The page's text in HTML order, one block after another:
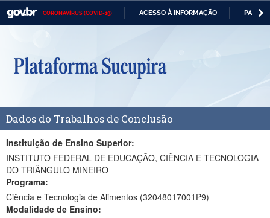
CORONAVÍRUS (COVID-19) ACESSO À INFORMAÇÃO
Casa Civil
Ministério da Defesa
Ministério da Economia
Ministério da Infraestrutura
Ministério da Agricultura, Pecuária e Abastecimento
Ministério da Educação
Ministério da Cidadania
Dados do Trabalhos de Conclusão
Instituição de Ensino Superior:
INSTITUTO FEDERAL DE EDUCAÇÃO, CIÊNCIA E TECNOLOGIA
DO TRIÂNGULO MINEIRO
Programa:
Ciência e Tecnologia de Alimentos (32048017001P9)
Modalidade de Ensino: